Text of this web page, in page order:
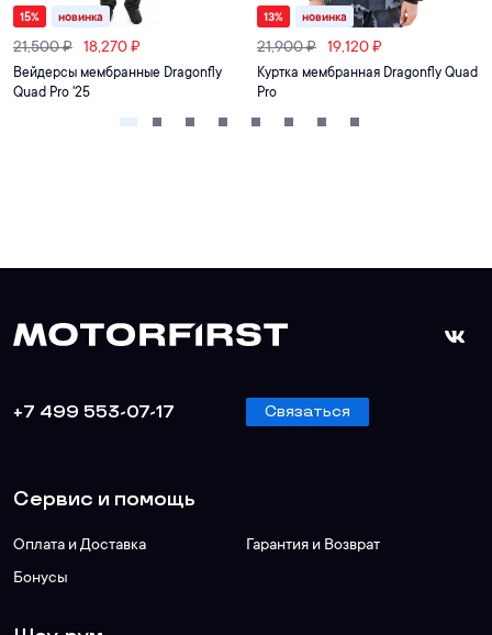
15% новинка
21,500₽ 18,270₽
Вейдерсы мембранные Dragonfly
Quad Pro '25
13% новинка
21,900₽ 19,120₽
Куртка мембранная Dragonfly Quad
Pro
+7 499 553-07-17 Связаться
Сервис и помощь
Оплата и Доставка
Гарантия и Возврат
Бонусы